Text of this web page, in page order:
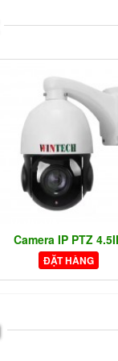
Camera IP PTZ
ĐẶT HÀNG